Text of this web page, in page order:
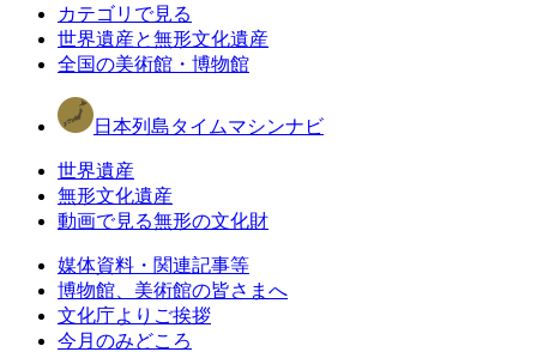
カテゴリで見る
世界遺産と無形文化遺産
全国の美術館・博物館
日本列島タイムマシンナビ
世界遺産
無形文化遺産
動画で見る無形の文化財
媒体資料・関連記事等
博物館、美術館の皆さまへ
文化庁よりご挨拶
今月のみどころ